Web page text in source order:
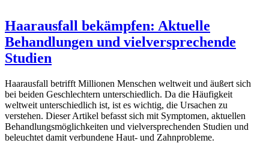
Haarausfall bekämpfen: Aktuelle
Behandlungen und vielversprechende
Studien
Haarausfall betrifft Millionen Menschen weltweit und äußert sich
bei beiden Geschlechtern unterschiedlich. Da die Häufigkeit
weltweit unterschiedlich ist, ist es wichtig, die Ursachen zu
verstehen. Dieser Artikel befasst sich mit Symptomen, aktuellen
Behandlungsmöglichkeiten und vielversprechenden Studien und
beleuchtet damit verbundene Haut- und Zahnprobleme.